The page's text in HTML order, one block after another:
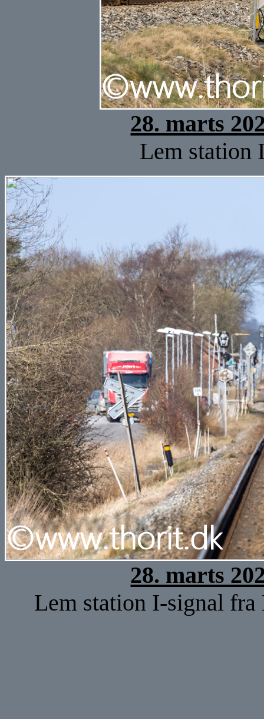
28. marts
Lem station
28. marts
Lem station I-signal fra